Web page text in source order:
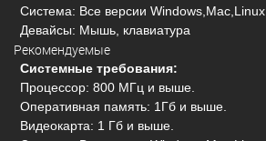
Система: Все версии Windows,Mac,Linux
Девайсы: Мышь, клавиатура
Рекомендуемые
Системные требования:
Процессор: 800 МГц и выше.
Оперативная память: 1Гб и выше.
Видеокарта: 1 Гб и выше.